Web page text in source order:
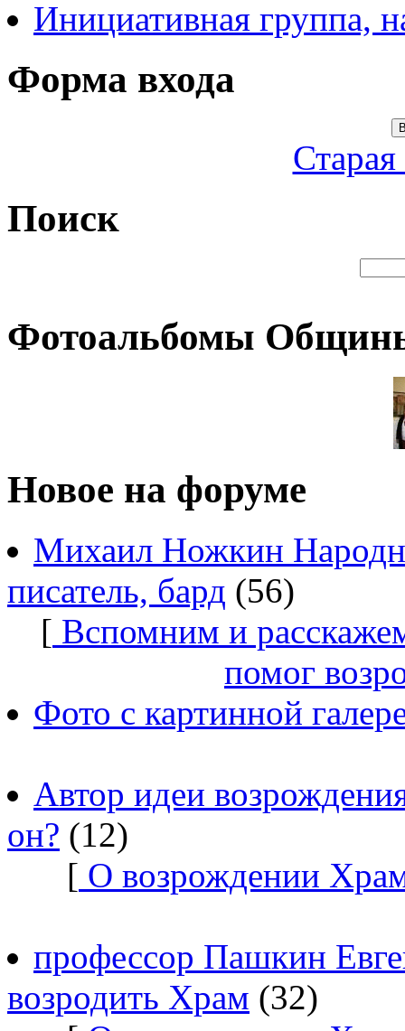
Инициативная группа,
Форма входа
Поиск
Фотоальбомы
Новое на форуме
Михаил Ножкин
писатель, бард (56)
[ Вспомним и
помог
Фото с картинной
Автор идеи
он? (12)
[ О возрождении
профессор Пашкин
возродить Храм (32)